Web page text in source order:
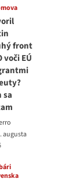
front
voči EÚ
sa
augusta